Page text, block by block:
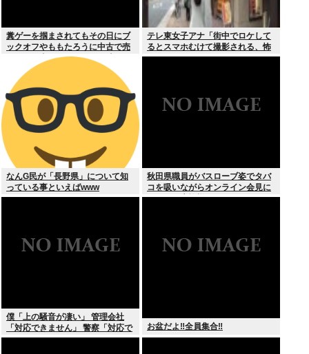
糞ゲーを掴まされてもその日にブ
ックオフやももたろうに中古で売
りつける事ができなくなる時代に
テレ東女子アナ「街中でロケして
るとスマホむけて撮影される、怖
いからやめてね」
なんG民が「長野県」について知
っている事といえばwww
秋田県職員がバスローブ姿でタバ
コを吸いながらオンライン会見に
どこのお貴族様だよw
僕「上の騒音が凄い」 管理会社
「対応できません」 警察「対応で
きません」
お盆だよ‼全員集合‼